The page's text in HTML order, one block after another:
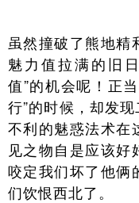
虽然撞破了熊地精
魅力值拉满的旧
值”的机会呢！正
行”的时候，却发
不利的魅惑法术在
见之物自是应该好
咬定我们坏了他俩
们饮恨西北了。